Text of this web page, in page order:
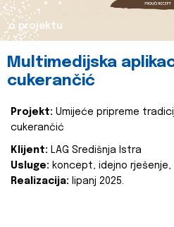
o projektu
Multimedijska
cukerančić
Projekt: Umijeće pripreme
cukerančić
Klijent: LAG Središnja Istra
Usluge: koncept, idejno rješenje,
Realizacija: lipanj 2025.